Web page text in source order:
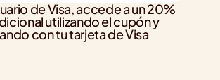
de Visa, accede a un 20%
utilizando el cupón y
con tu tarjeta de Visa